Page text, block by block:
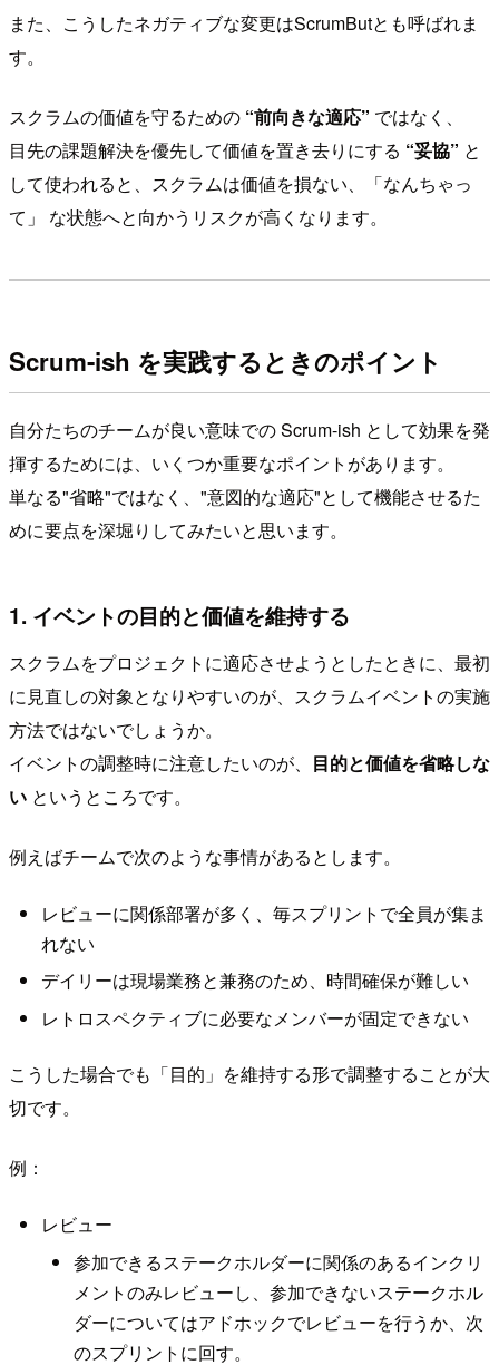
また、こうしたネガティブな変更はScrumButとも呼ばれま
す。
スクラムの価値を守るための “前向きな適応” ではなく、
目先の課題解決を優先して価値を置き去りにする “妥協” と
して使われると、スクラムは価値を損ない、「なんちゃっ
て」 な状態へと向かうリスクが高くなります。
Scrum-ish を実践するときのポイント
自分たちのチームが良い意味での Scrum-ish として効果を発
揮するためには、いくつか重要なポイントがあります。
単なる"省略"ではなく、"意図的な適応"として機能させるた
めに要点を深堀りしてみたいと思います。
1. イベントの目的と価値を維持する
スクラムをプロジェクトに適応させようとしたときに、最初
に見直しの対象となりやすいのが、スクラムイベントの実施
方法ではないでしょうか。
イベントの調整時に注意したいのが、 目的と価値を省略しな
い というところです。
例えばチームで次のような事情があるとします。
レビューに関係部署が多く、毎スプリントで全員が集ま
れない
デイリーは現場業務と兼務のため、時間確保が難しい
レトロスペクティブに必要なメンバーが固定できない
こうした場合でも「目的」を維持する形で調整することが大
切です。
例：
レビュー
参加できるステークホルダーに関係のあるインクリ
メントのみレビューし、参加できないステークホル
ダーについてはアドホックでレビューを行うか、次
のスプリントに回す。